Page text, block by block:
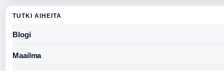
TUTKI AIHEITA
Blogi
Maailma